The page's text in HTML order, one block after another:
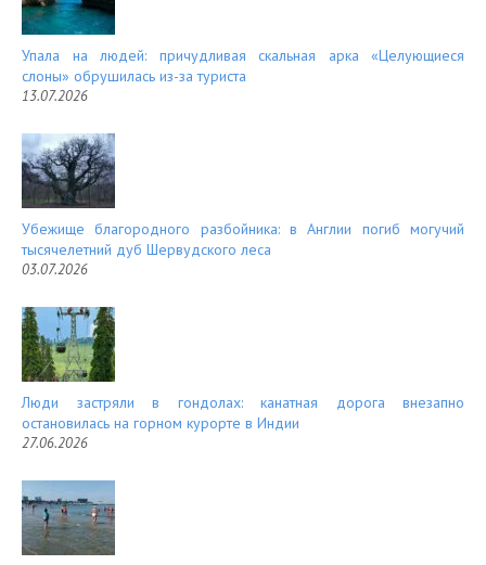
Упала на людей: причудливая скальная арка «Целующиеся
слоны» обрушилась из-за туриста
13.07.2026
Убежище благородного разбойника: в Англии погиб могучий
тысячелетний дуб Шервудского леса
03.07.2026
Люди застряли в гондолах: канатная дорога внезапно
остановилась на горном курорте в Индии
27.06.2026